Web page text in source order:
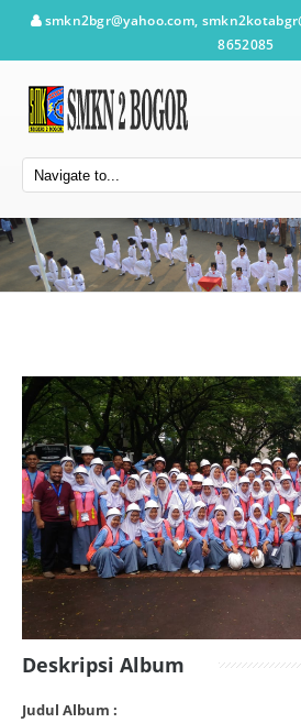
smkn2bgr@yahoo.com,
8652085
Deskripsi Album
Judul Album :